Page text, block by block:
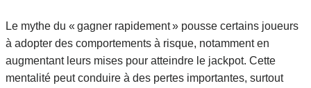
Le mythe du « gagner rapidement » pousse certains joueurs
à adopter des comportements à risque, notamment en
augmentant leurs mises pour atteindre le jackpot. Cette
mentalité peut conduire à des pertes importantes, surtout